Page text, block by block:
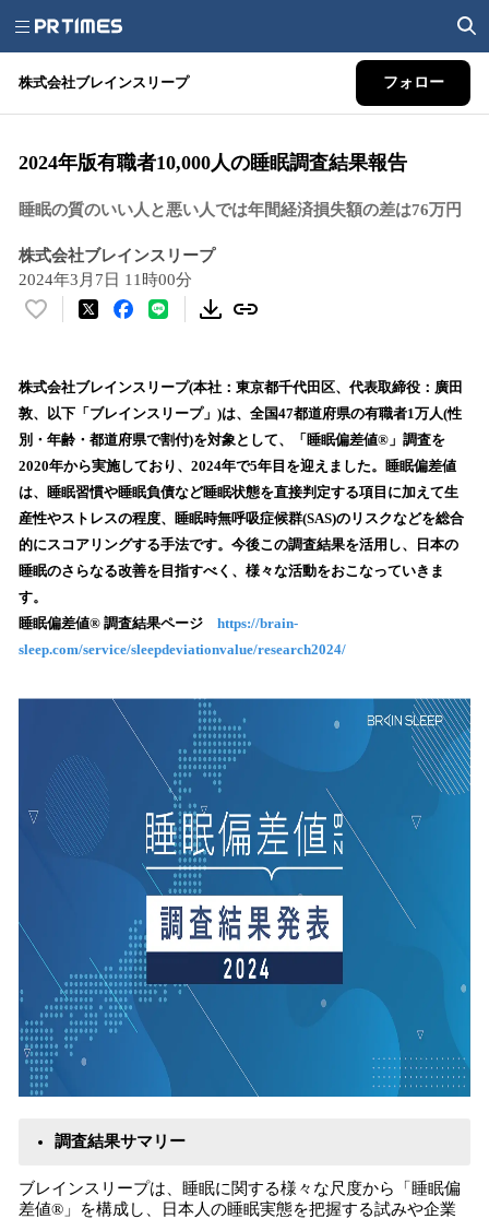
株式会社ブレインスリープ フォロー
2024年版有職者10,000人の睡眠調査結果報告
睡眠の質のいい人と悪い人では年間経済損失額の差は76万円
株式会社ブレインスリープ
2024年3月7日 11時00分
い
！
数
を
読
込
み
中
で
株式会社ブレインスリープ(本社：東京都千代田区、代表取締役：廣田
敦、以下「ブレインスリープ」)は、全国47都道府県の有職者1万人(性
別・年齢・都道府県で割付)を対象として、「睡眠偏差値®」調査を
2020年から実施しており、2024年で5年目を迎えました。睡眠偏差値
は、睡眠習慣や睡眠負債など睡眠状態を直接判定する項目に加えて生
産性やストレスの程度、睡眠時無呼吸症候群(SAS)のリスクなどを総合
的にスコアリングする手法です。今後この調査結果を活用し、日本の
睡眠のさらなる改善を目指すべく、様々な活動をおこなっていきま
す。
睡眠偏差値® 調査結果ページ https://brain-
sleep.com/service/sleepdeviationvalue/research2024/
調査結果サマリー
ブレインスリープは、睡眠に関する様々な尺度から「睡眠偏
差値®」を構成し、日本人の睡眠実態を把握する試みや企業